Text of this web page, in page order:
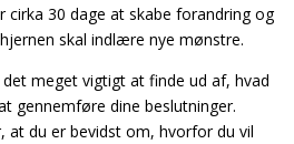
cirka 30 dage at skabe forandring og
skal indlære nye mønstre.
meget vigtigt at finde ud af, hvad
gennemføre dine beslutninger.
at du er bevidst om, hvorfor du vil